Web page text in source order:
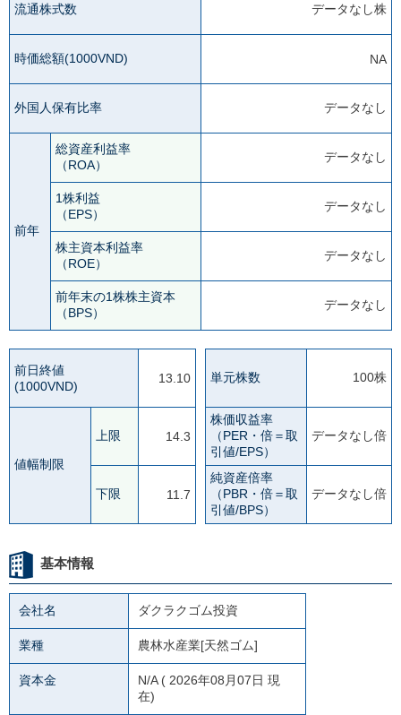
流通株式数 データなし株
時価総額(1000VND) NA
外国人保有比率 データなし
前年
総資産利益率
（ROA）
データなし
1株利益
（EPS）
データなし
株主資本利益率
（ROE）
データなし
前年末の1株株主資本
（BPS）
データなし
前日終値
(1000VND)
13.10
値幅制限
上限 14.3
下限 11.7
単元株数 100株
株価収益率
（PER・倍＝取
引値/EPS）
データなし倍
純資産倍率
（PBR・倍＝取
引値/BPS）
データなし倍
基本情報
会社名 ダクラクゴム投資
業種 農林水産業[天然ゴム]
資本金 N/A( 2026年08月07日 現
在)